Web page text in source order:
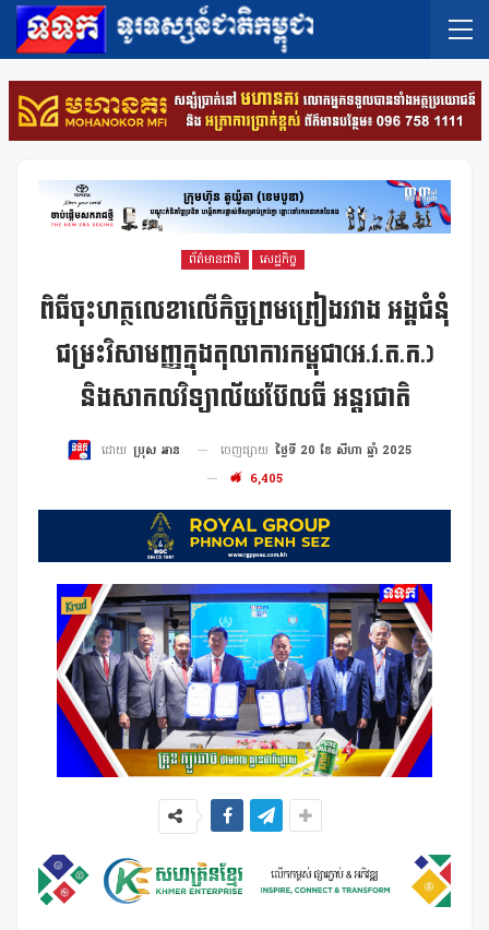
ព័ត៌មានជាតិ សេដ្ឋកិច្ច
ពិធីចុះហត្ថលេខាលើកិច្ចព្រមព្រៀងរវាង អង្គជំនុំ
ជម្រះវិសាមញ្ញក្នុងតុលាការកម្ពុជា(អ.វ.ត.ក.)
និងសាកលវិទ្យាល័យប៊ែលធី អន្តរជាតិ
ដោយ ប្រុស អាន ចេញផ្សាយ ថ្ងៃទី 20 ខែ សីហា ឆ្នាំ 2025
6,405